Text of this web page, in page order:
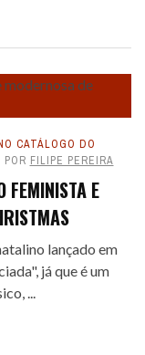
CATÁLOGO DO
POR FILIPE PEREIRA
FEMINISTA E
lançado em
já que é um
...